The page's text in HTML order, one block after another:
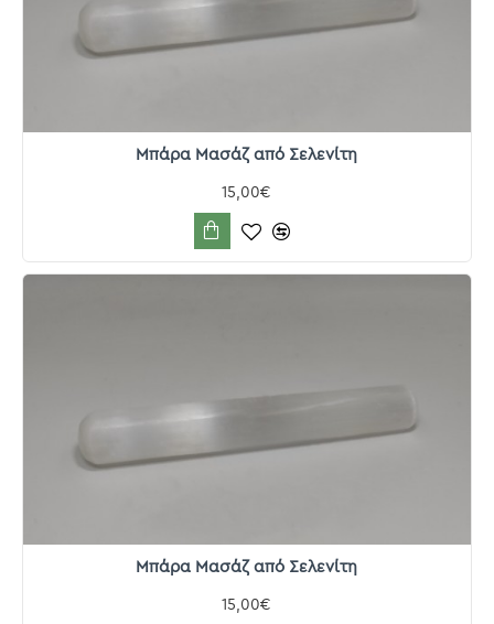
Μπάρα Μασάζ από Σελενίτη
15,00€
Μπάρα Μασάζ από Σελενίτη
15,00€